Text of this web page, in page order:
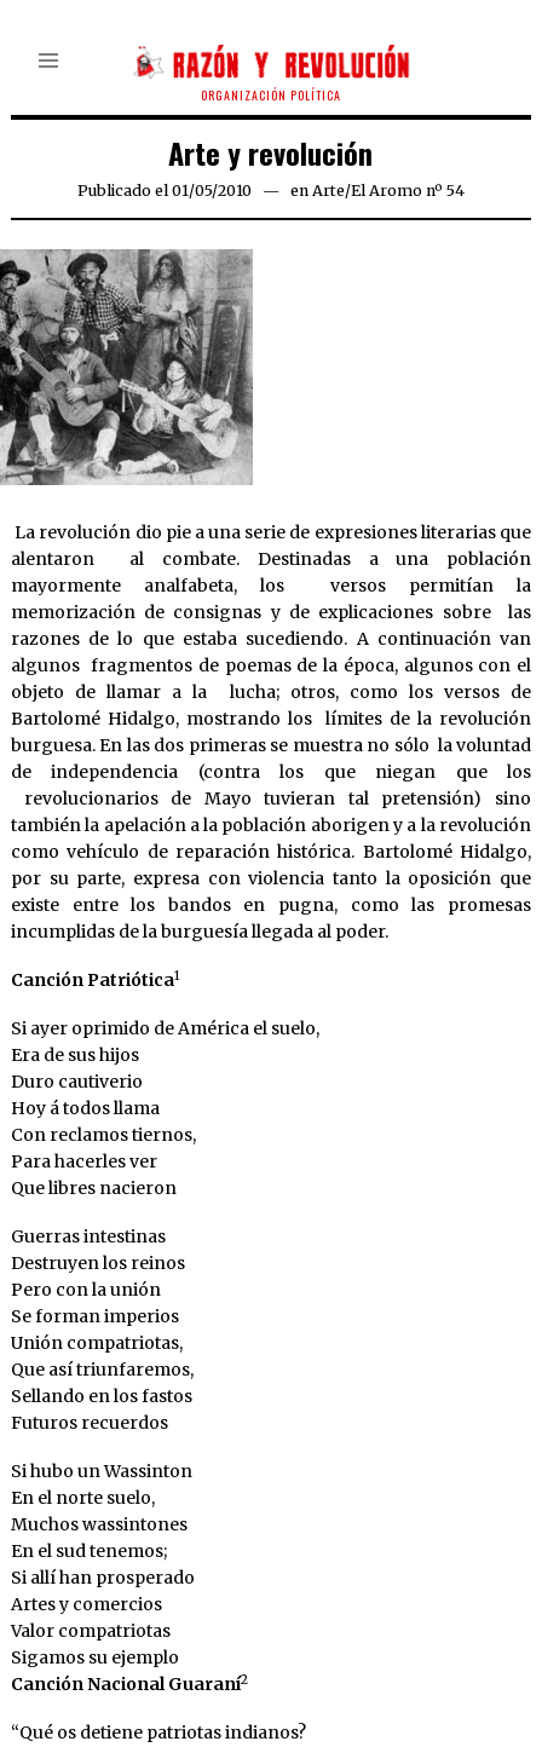
ORGANIZACIÓN POLÍTICA
Arte y revolución
Publicado el 01/05/201025/03/2020
en Arte/El Aromo nº 54
La revolución dio pie a una serie de expresiones literarias que
alentaron al combate. Destinadas a una población
mayormente analfabeta, los versos permitían la
memorización de consignas y de explicaciones sobre las
razones de lo que estaba sucediendo. A continuación van
algunos fragmentos de poemas de la época, algunos con el
objeto de llamar a la lucha; otros, como los versos de
Bartolomé Hidalgo, mostrando los límites de la revolución
burguesa. En las dos primeras se muestra no sólo la voluntad
de independencia (contra los que niegan que los
revolucionarios de Mayo tuvieran tal pretensión) sino
también la apelación a la población aborigen y a la revolución
como vehículo de reparación histórica. Bartolomé Hidalgo,
por su parte, expresa con violencia tanto la oposición que
existe entre los bandos en pugna, como las promesas
incumplidas de la burguesía llegada al poder.
Canción Patriótica1
Si ayer oprimido de América el suelo,
Era de sus hijos
Duro cautiverio
Hoy á todos llama
Con reclamos tiernos,
Para hacerles ver
Que libres nacieron
Guerras intestinas
Destruyen los reinos
Pero con la unión
Se forman imperios
Unión compatriotas,
Que así triunfaremos,
Sellando en los fastos
Futuros recuerdos
Si hubo un Wassinton
En el norte suelo,
Muchos wassintones
En el sud tenemos;
Si allí han prosperado
Artes y comercios
Valor compatriotas
Sigamos su ejemplo
Canción Nacional Guaraní2
“Qué os detiene patriotas indianos?